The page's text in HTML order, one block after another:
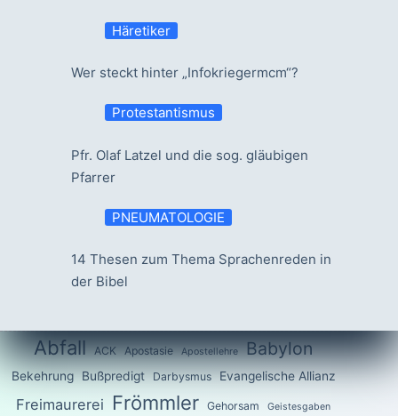
Häretiker
Wer steckt hinter „Infokriegermcm“?
Protestantismus
Pfr. Olaf Latzel und die sog. gläubigen
Pfarrer
PNEUMATOLOGIE
14 Thesen zum Thema Sprachenreden in
der Bibel
Abfall ACK Apostasie Apostellehre Babylon
Bekehrung Bußpredigt Darbysmus Evangelische Allianz
Freimaurerei Frömmler Gehorsam Geistesgaben